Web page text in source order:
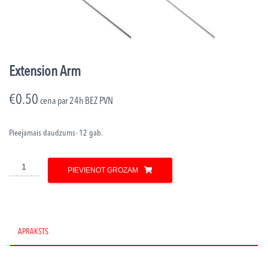
Extension Arm
€0.50 cena par 24h BEZ PVN
Pieejamais daudzums- 12 gab.
Extension
Arm
PIEVIENOT GROZAM
APRAKSTS